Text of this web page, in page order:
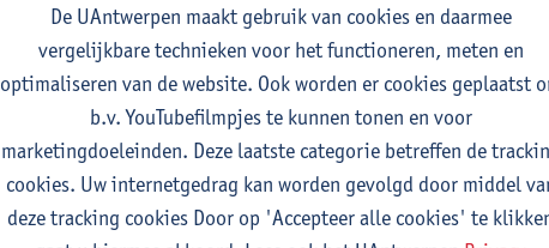
Afdeling
De UAntwerpen maakt gebruik van cookies en daarmee
vergelijkbare technieken voor het functioneren, meten en
optimaliseren van de website. Ook worden er cookies geplaatst
b.v. YouTubefilmpjes te kunnen tonen en voor
marketingdoeleinden. Deze laatste categorie betreffen de
cookies. Uw internetgedrag kan worden gevolgd door middel
deze tracking cookies Door op 'Accepteer alle cookies' te